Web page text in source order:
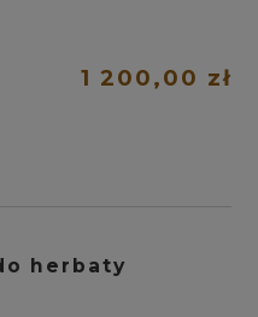
1 200,00 zł
herbaty